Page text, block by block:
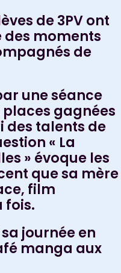
de 3PV ont
des moments
de
une séance
gagnées
des talents de
« La
» évoque les
que sa mère
film
fois.
journée en
manga aux